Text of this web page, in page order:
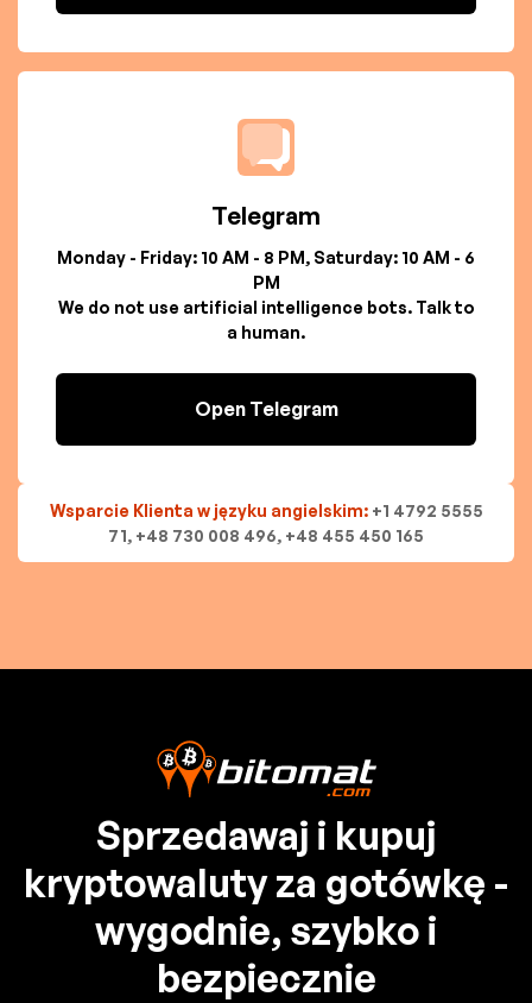
Telegram
Monday - Friday: 10 AM - 8 PM, Saturday: 10 AM - 6
PM
We do not use artificial intelligence bots. Talk to
a human.
Open Telegram
Wsparcie Klienta w języku angielskim: +1 4792 5555
71, +48 730 008 496, +48 455 450 165
Sprzedawaj i kupuj
kryptowaluty za gotówkę -
wygodnie, szybko i
bezpiecznie